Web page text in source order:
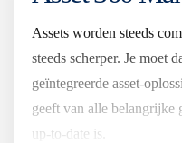
Assets worden steeds
steeds scherper. Je moet
geïntegreerde asset-
geeft van alle belangrijke
up-to-date is.